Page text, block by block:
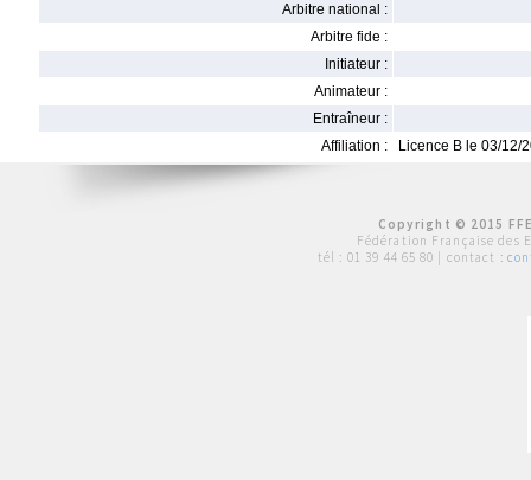
Arbitre national :
Arbitre fide :
Initiateur :
Animateur :
Entraîneur :
Affiliation :
Licence B le 03/12/
Copyright © 2015
Fédération Française des
tél : 01 39 44 65 80 | contact :